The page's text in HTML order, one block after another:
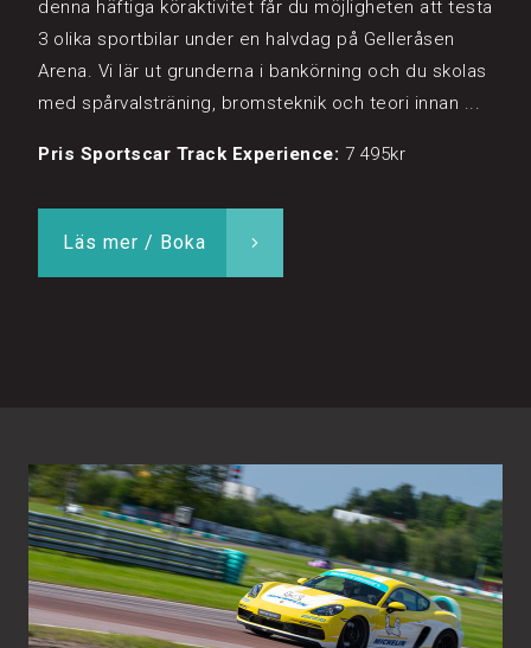
denna häftiga köraktivitet får du möjligheten att testa
3 olika sportbilar under en halvdag på Gelleråsen
Arena. Vi lär ut grunderna i bankörning och du skolas
med spårvalsträning, bromsteknik och teori innan ...
Pris Sportscar Track Experience: 7 495kr
Läs mer / Boka